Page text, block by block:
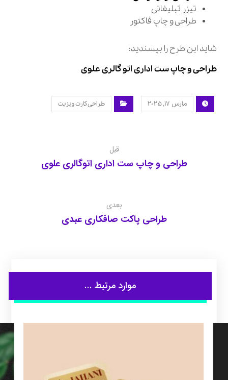
تیزر تبلیغاتی
طراحی و چاپ فاکتور
شاید این طرح را بپسندید:
طراحی و چاپ ست اداری اتو گالری علوی
مارس ۱۷, ۲۰۲۵ طراحی کارت ویزیت
قبل
طراحی و چاپ ست اداری اتوگالری علوی
بعدی
طراحی پاکت صافکاری عبدی
موارد مرتبط ...